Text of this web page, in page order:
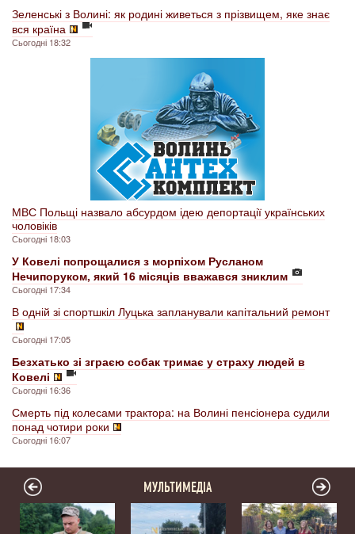
Зеленські з Волині: як родині живеться з прізвищем, яке знає
вся країна
Сьогодні 18:32
МВС Польщі назвало абсурдом ідею депортації українських
чоловіків
Сьогодні 18:03
У Ковелі попрощалися з морпіхом Русланом
Нечипоруком, який 16 місяців вважався зниклим
Сьогодні 17:34
В одній зі спортшкіл Луцька запланували капітальний ремонт
Сьогодні 17:05
Безхатько зі зграєю собак тримає у страху людей в
Ковелі
Сьогодні 16:36
Смерть під колесами трактора: на Волині пенсіонера судили
понад чотири роки
Сьогодні 16:07
МУЛЬТИМЕДІА